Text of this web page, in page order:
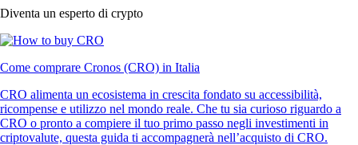
Diventa un esperto di crypto
Come comprare Cronos (CRO) in Italia
CRO alimenta un ecosistema in crescita fondato su accessibilità,
ricompense e utilizzo nel mondo reale. Che tu sia curioso riguardo a
CRO o pronto a compiere il tuo primo passo negli investimenti in
criptovalute, questa guida ti accompagnerà nell’acquisto di CRO.